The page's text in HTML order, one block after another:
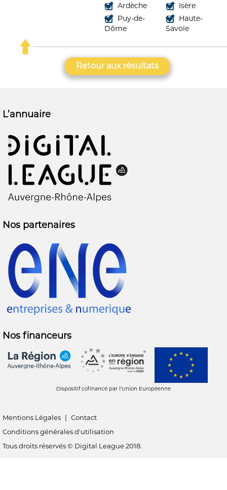
Ardèche
Isère
Puy-de-
Dôme
Haute-
Savoie
Retour aux résultats
L’annuaire
Nos partenaires
Nos financeurs
Dispositif cofinancé par l'Union Européenne
Mentions Légales | Contact
Conditions générales d'utilisation
Tous droits réservés © Digital League 2018.